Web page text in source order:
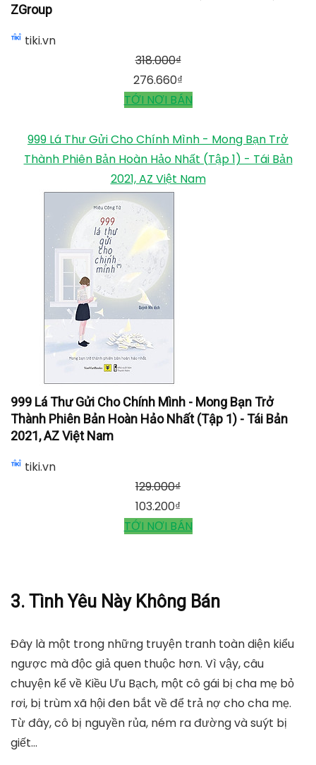
ZGroup
tiki.vn
318.000₫
276.660₫
TỚI NƠI BÁN
999 Lá Thư Gửi Cho Chính Mình - Mong Bạn Trở
Thành Phiên Bản Hoàn Hảo Nhất (Tập 1) - Tái Bản
2021, AZ Việt Nam
999 Lá Thư Gửi Cho Chính Mình - Mong Bạn Trở
Thành Phiên Bản Hoàn Hảo Nhất (Tập 1) - Tái Bản
2021, AZ Việt Nam
tiki.vn
129.000₫
103.200₫
TỚI NƠI BÁN
3. Tình Yêu Này Không Bán
Đây là một trong những truyện tranh toàn diện kiểu
ngược mà độc giả quen thuộc hơn. Vì vậy, câu
chuyện kể về Kiều Ưu Bạch, một cô gái bị cha mẹ bỏ
rơi, bị trùm xã hội đen bắt về để trả nợ cho cha mẹ.
Từ đây, cô bị nguyền rủa, ném ra đường và suýt bị
giết…